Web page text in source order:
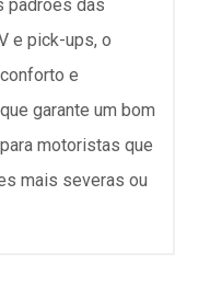
padrões das
e pick-ups, o
e
garante um bom
motoristas que
mais severas ou